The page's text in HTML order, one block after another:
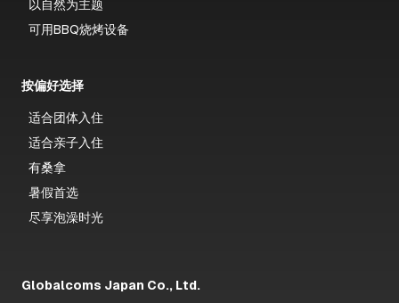
以自然为主题
可用BBQ烧烤设备
按偏好选择
适合团体入住
适合亲子入住
有桑拿
暑假首选
尽享泡澡时光
Globalcoms Japan Co., Ltd.